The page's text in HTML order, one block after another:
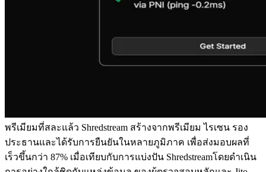
พรีเมียมที่สละแล้ว Shredstream สร้างจากพรีเมียม ไรเซน รอง
ประธานและได้รับการยืนยันในหลายภูมิภาค เพื่อส่งมอบผลที่
เร็วขึ้นกว่า 87% เมื่อเทียบกับการแบ่งปัน Shredstreamโดยดําเนิน